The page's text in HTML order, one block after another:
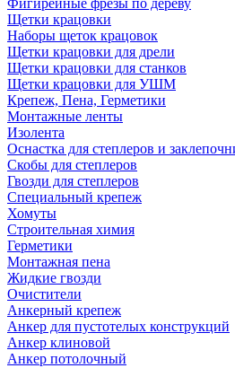
Фигирейные фрезы по дереву
Щетки крацовки
Наборы щеток крацовок
Щетки крацовки для дрели
Щетки крацовки для станков
Щетки крацовки для УШМ
Крепеж, Пена, Герметики
Монтажные ленты
Изолента
Оснастка для степлеров и
Скобы для степлеров
Гвозди для степлеров
Специальный крепеж
Хомуты
Строительная химия
Герметики
Монтажная пена
Жидкие гвозди
Очистители
Анкерный крепеж
Анкер для пустотелых конструкций
Анкер клиновой
Анкер потолочный